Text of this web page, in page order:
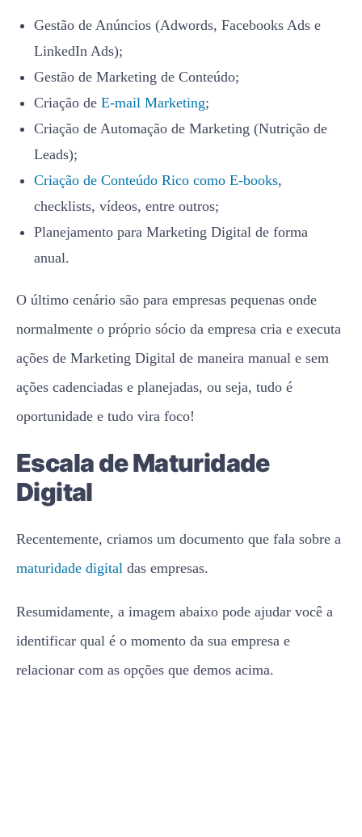
Gestão de Anúncios (Adwords, Facebooks Ads e
LinkedIn Ads);
Gestão de Marketing de Conteúdo;
Criação de E-mail Marketing;
Criação de Automação de Marketing (Nutrição de
Leads);
Criação de Conteúdo Rico como E-books,
checklists, vídeos, entre outros;
Planejamento para Marketing Digital de forma
anual.
O último cenário são para empresas pequenas onde
normalmente o próprio sócio da empresa cria e executa
ações de Marketing Digital de maneira manual e sem
ações cadenciadas e planejadas, ou seja, tudo é
oportunidade e tudo vira foco!
Escala de Maturidade
Digital
Recentemente, criamos um documento que fala sobre a
maturidade digital das empresas.
Resumidamente, a imagem abaixo pode ajudar você a
identificar qual é o momento da sua empresa e
relacionar com as opções que demos acima.